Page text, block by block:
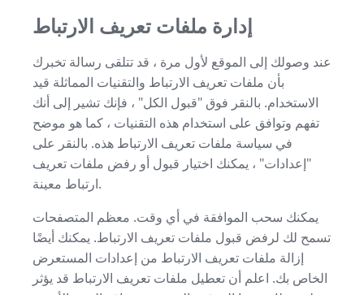
إدارة ملفات تعريف الارتباط
عند وصولك إلى الموقع لأول مرة ، قد تتلقى رسالة تخبرك
بأن ملفات تعريف الارتباط والتقنيات المماثلة قيد
الاستخدام. بالنقر فوق "قبول الكل" ، فإنك تشير إلى أنك
تفهم وتوافق على استخدام هذه التقنيات ، كما هو موضح
في سياسة ملفات تعريف الارتباط هذه. بالنقر على
"إعدادات" ، يمكنك اختيار قبول أو رفض ملفات تعريف
ارتباط معينة.
يمكنك سحب الموافقة في أي وقت. معظم المتصفحات
تسمح لك لرفض قبول ملفات تعريف الارتباط. يمكنك أيضًا
إزالة ملفات تعريف الارتباط من إعدادات المستعرض
الخاص بك. اعلم أن تعطيل ملفات تعريف الارتباط قد يؤثر